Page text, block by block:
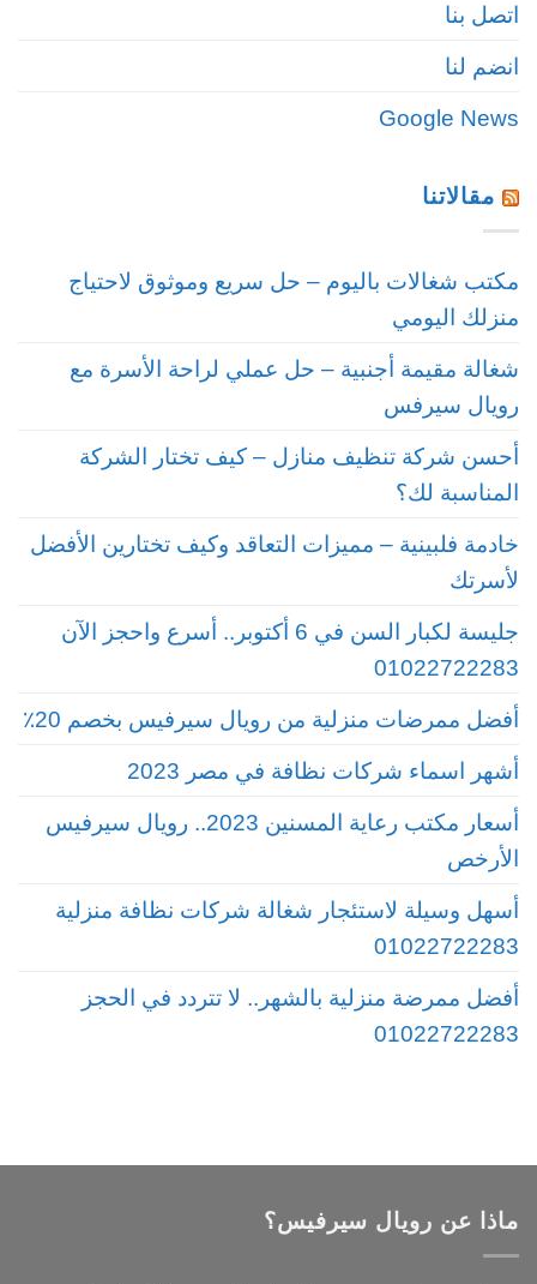
اتصل بنا
انضم لنا
Google News
مقالاتنا
مكتب شغالات باليوم – حل سريع وموثوق لاحتياج
منزلك اليومي
شغالة مقيمة أجنبية – حل عملي لراحة الأسرة مع
رويال سيرفس
أحسن شركة تنظيف منازل – كيف تختار الشركة
المناسبة لك؟
خادمة فلبينية – مميزات التعاقد وكيف تختارين الأفضل
لأسرتك
جليسة لكبار السن في 6 أكتوبر.. أسرع واحجز الآن
01022722283
أفضل ممرضات منزلية من رويال سيرفيس بخصم 20٪
أشهر اسماء شركات نظافة في مصر 2023
أسعار مكتب رعاية المسنين 2023.. رويال سيرفيس
الأرخص
أسهل وسيلة لاستئجار شغالة شركات نظافة منزلية
01022722283
أفضل ممرضة منزلية بالشهر.. لا تتردد في الحجز
01022722283
ماذا عن رويال سيرفيس؟